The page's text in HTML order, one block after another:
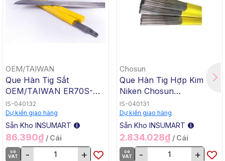
OEM/TAIWAN
Que Hàn Tig Sắt
OEM/TAIWAN ER70S-G
TG-50, 1.6x1000mm, 5 Kg
/ Hộp, 20 Kg / Thùng
IS-040132
Dự kiến giao hàng
Sẵn Kho INSUMART
86.390₫ / Cái
có
VAT
- +
Chosun
Que Hàn Tig Hợp Kim
Niken Chosun
ERNiCrMo-3 TGC-625,
2.4x1000mm, 5 Kg / Hộp,
20 Kg / Thùng
IS-040131
Dự kiến giao hàng
Sẵn Kho INSUMART
2.834.028₫ / Cái
có
VAT
- +